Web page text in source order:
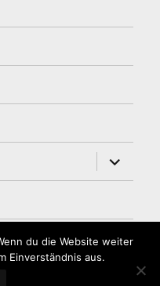
du die Website weiter
Einverständnis aus.